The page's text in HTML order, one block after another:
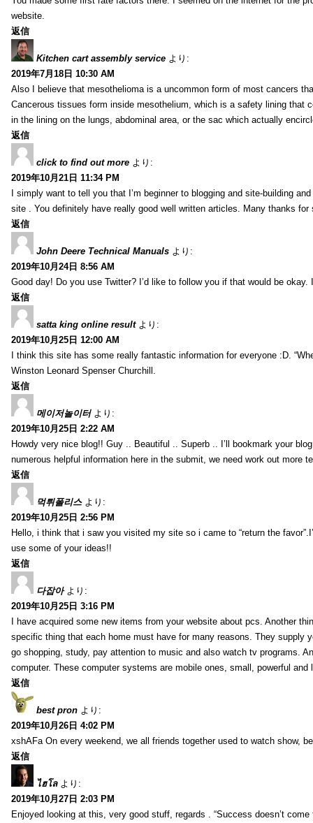
website.
返信
Kitchen cart assembly service より:
2019年7月18日 10:30 AM
Also I believe that mesothelioma is a uncommon form of most cancers
Cancerous tissues form inside mesothelium, which is a safety lining that
in the lining on the lungs, abdominal area, or the sac which actually
返信
click to find out more より:
2019年10月21日 11:34 PM
I simply want to tell you that I’m beginner to blogging and site-building
site . You definitely have really good well written articles. Many thanks for
返信
John Deere Technical Manuals より:
2019年10月24日 8:56 AM
Good day! Do you use Twitter? I’d like to follow you if that would be
返信
satta king online result より:
2019年10月25日 12:00 AM
I think this site has some really fantastic information for everyone :D.
Winston Leonard Spenser Churchill.
返信
메이저놀이터 より:
2019年10月25日 2:22 AM
Howdy very nice blog!! Guy .. Beautiful .. Superb .. I’ll bookmark your
numerous helpful information here in the submit, we need work out more
返信
먹튀폴리스 より:
2019年10月25日 2:56 PM
Hello, i think that i saw you visited my site so i came to “return the
use some of your ideas!!
返信
다잡아 より:
2019年10月25日 3:16 PM
I have acquired some new items from your website about pcs. Another
specific thing that each home must have for many reasons. They supply
go shopping, study, pay attention to music and also watch tv programs.
computer. These computer systems are mobile ones, small, powerful and
返信
best pron より:
2019年10月26日 4:02 PM
xshAFa On every weekend, we all friends together used to watch show,
返信
ไฮโล より:
2019年10月27日 2:03 PM
Enjoyed looking at this, very good stuff, regards . “Success doesn’t